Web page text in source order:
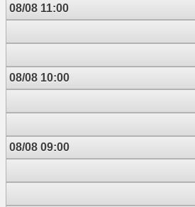
08/08 11:00
08/08 10:00
08/08 09:00